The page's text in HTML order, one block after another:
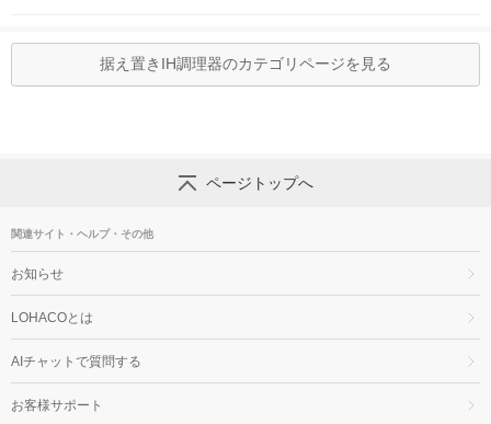
据え置きIH調理器のカテゴリページを見る
ページトップへ
関連サイト・ヘルプ・その他
お知らせ
LOHACOとは
AIチャットで質問する
お客様サポート